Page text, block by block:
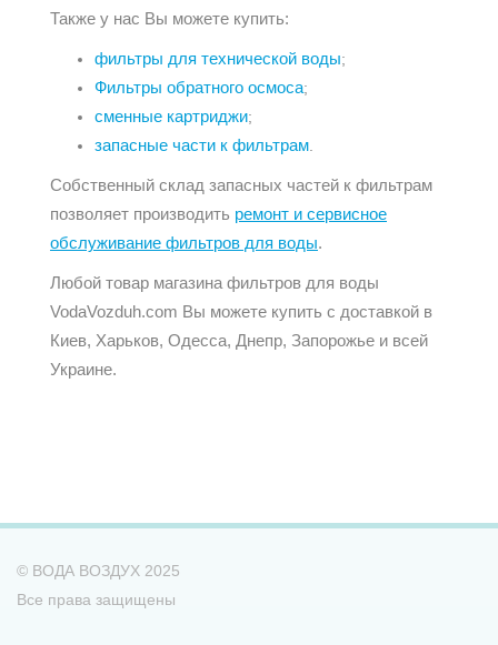
Также у нас Вы можете купить:
фильтры для технической воды;
Фильтры обратного осмоса;
сменные картриджи;
запасные части к фильтрам
Собственный склад запасных частей к фильтрам
позволяет производить ремонт и сервисное
обслуживание фильтров для воды.
Любой товар магазина фильтров для воды
VodaVozduh.com Вы можете купить с доставкой в
Киев, Харьков, Одесса, Днепр, Запорожье и всей
Украине.
© ВОДА ВОЗДУХ 2025
Все права защищены